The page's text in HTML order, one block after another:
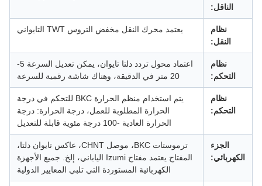
الناقل:
نظام
النقل:
يعتمد محرك النقل مخفض التروس TWT التايواني
نظام
التحكم:
اعتماد محول تردد دلتا تايوان، يمكن تعديل السرعة 5-
20 متر في الدقيقة، وهناك شاشة رقمية للسرعة
نظام
التحكم:
يتم استخدام منظم الحرارة BKC للتحكم في درجة
الحرارة المطلوبة للعمل، درجة الحرارة: درجة
الحرارة العادية -100 درجة مئوية قابلة للتعديل
الجزء
الكهربائي:
ترموستات BKC، موصل CHNT، عاكس تايوان دلتا،
المفتاح يعتمد مفتاح Izumi الياباني، إلخ. جميع الأجهزة
الكهربائية المستوردة التي تلبي المعايير الدولية